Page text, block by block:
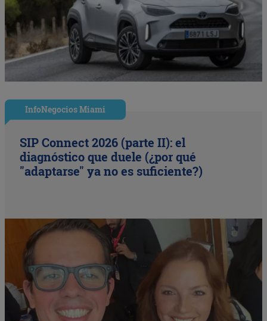
InfoNegocios Miami
SIP Connect 2026 (parte II): el
diagnóstico que duele (¿por qué
"adaptarse" ya no es suficiente?)